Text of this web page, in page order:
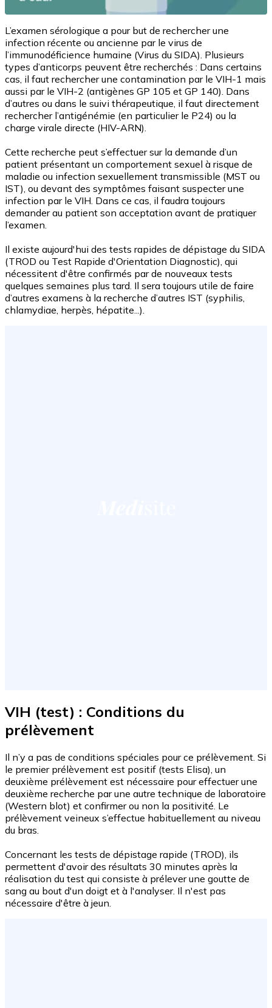
L’examen sérologique a pour but de rechercher une
infection récente ou ancienne par le virus de
l’immunodéficience humaine (Virus du SIDA). Plusieurs
types d’anticorps peuvent être recherchés : Dans certains
cas, il faut rechercher une contamination par le VIH-1 mais
aussi par le VIH-2 (antigènes GP 105 et GP 140). Dans
d’autres ou dans le suivi thérapeutique, il faut directement
rechercher l’antigénémie (en particulier le P24) ou la
charge virale directe (HIV-ARN).
Cette recherche peut s’effectuer sur la demande d’un
patient présentant un comportement sexuel à risque de
maladie ou infection sexuellement transmissible (MST ou
IST), ou devant des symptômes faisant suspecter une
infection par le VIH. Dans ce cas, il faudra toujours
demander au patient son acceptation avant de pratiquer
l’examen.
Il existe aujourd'hui des tests rapides de dépistage du SIDA
(TROD ou Test Rapide d'Orientation Diagnostic), qui
nécessitent d'être confirmés par de nouveaux tests
quelques semaines plus tard. Il sera toujours utile de faire
d’autres examens à la recherche d’autres IST (syphilis,
chlamydiae, herpès, hépatite...).
VIH (test) : Conditions du
prélèvement
Il n’y a pas de conditions spéciales pour ce prélèvement. Si
le premier prélèvement est positif (tests Elisa), un
deuxième prélèvement est nécessaire pour effectuer une
deuxième recherche par une autre technique de laboratoire
(Western blot) et confirmer ou non la positivité. Le
prélèvement veineux s’effectue habituellement au niveau
du bras.
Concernant les tests de dépistage rapide (TROD), ils
permettent d'avoir des résultats 30 minutes après la
réalisation du test qui consiste à prélever une goutte de
sang au bout d'un doigt et à l'analyser. Il n'est pas
nécessaire d'être à jeun.